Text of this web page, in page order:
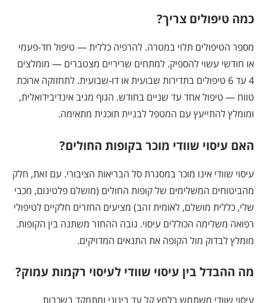
כמה טיפולים צריך?
מספר הטיפולים תלוי במטרה. להרפיה כללית — טיפול חד-פעמי
או חודשי עשוי להספיק. למתחים שריריים מצטברים — מומלצים
4 עד 6 טיפולים בתדירות שבועית או דו-שבועית. לתחזוקה ארוכת
טווח — טיפול אחד עד שניים בחודש. הגוף מגיב אינדיבידואלית,
ומומלץ להתייעץ עם המטפל לבניית תוכנית מתאימה.
האם עיסוי שוודי מוכר בקופות החולים?
עיסוי שוודי אינו מוכר במסגרת סל הבריאות הציבורי. עם זאת, חלק
מהביטוחים המשלימים של קופות החולים (מושלם פלטינום, מכבי
שלי, כללית מושלם, לאומית זהב) מציעים החזרים חלקיים לטיפולי
רפואה משלימה הכוללים עיסוי. גובה ההחזר משתנה בין הקופות.
מומלץ לבדוק מול הקופה את התנאים המדויקים.
מה ההבדל בין עיסוי שוודי לעיסוי רקמות עמוק?
עיסוי שוודי משתמש בלחץ קל עד בינוני ומתמקד בשכבות